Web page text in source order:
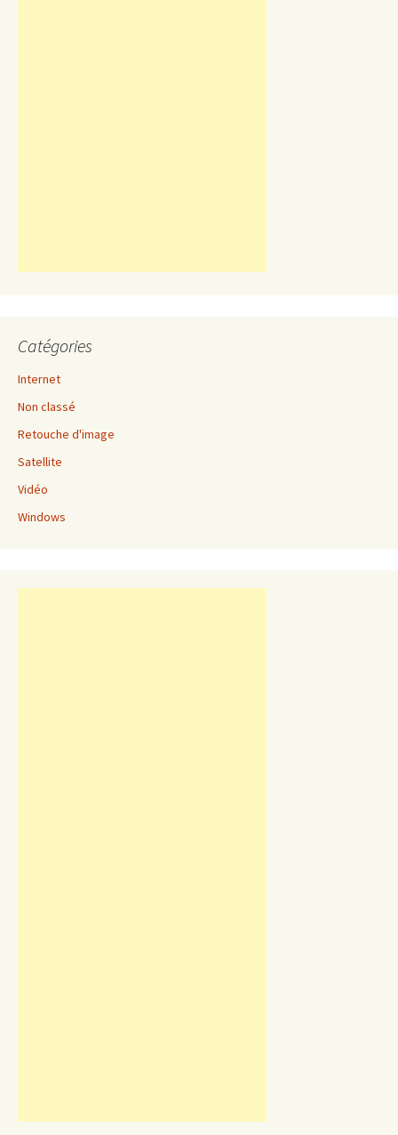
Catégories
Internet
Non classé
Retouche d'image
Satellite
Vidéo
Windows